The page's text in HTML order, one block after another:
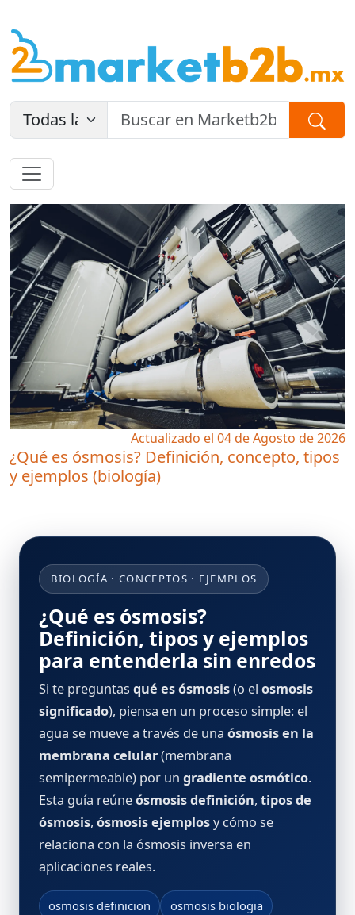
Actualizado el 04 de Agosto de 2026
¿Qué es ósmosis? Definición, concepto, tipos
y ejemplos (biología)
BIOLOGÍA · CONCEPTOS · EJEMPLOS
¿Qué es ósmosis?
Definición, tipos y ejemplos
para entenderla sin enredos
Si te preguntas qué es ósmosis(o el osmosis
significado), piensa en un proceso simple: el
agua se mueve a través de una ósmosis en la
membrana celular(membrana
semipermeable) por un gradiente osmótico.
Esta guía reúneósmosis definición, tipos de
ósmosis, ósmosis ejemplosy cómo se
relaciona con la ósmosis inversa en
aplicaciones reales.
osmosis definicion
osmosis biologia